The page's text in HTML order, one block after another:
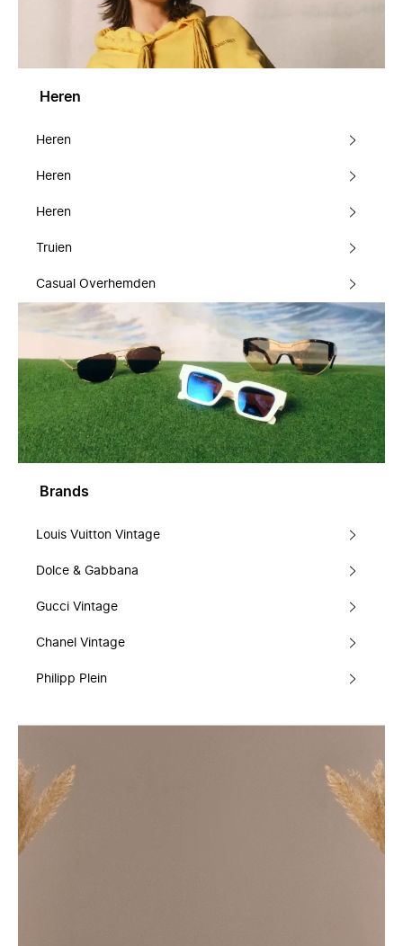
Heren
Heren
Heren
Heren
Truien
Casual Overhemden
Brands
Louis Vuitton Vintage
Dolce & Gabbana
Gucci Vintage
Chanel Vintage
Philipp Plein